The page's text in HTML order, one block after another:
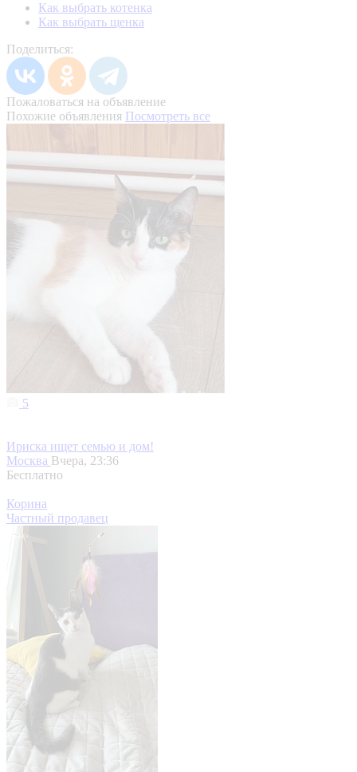
Как выбрать котенка
Как выбрать щенка
Поделиться:
Пожаловаться на объявление
Похожие объявления Посмотреть все
5
Ириска ищет семью и дом!
Москва Вчера, 23:36
Бесплатно
Корина
Частный продавец